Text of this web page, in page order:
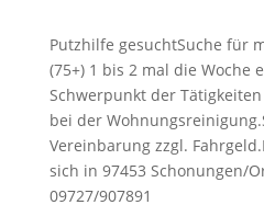
Putzhilfe gesuchtSuche für
(75+) 1 bis 2 mal die Woche
Schwerpunkt der
bei der
Vereinbarung zzgl.
sich in 97453 Schonungen/
09727/907891